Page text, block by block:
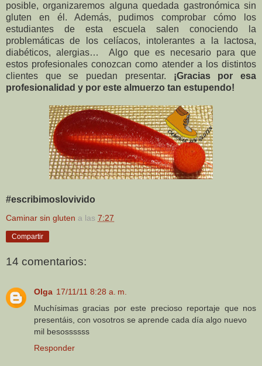
posible, organizaremos alguna quedada gastronómica sin
gluten en él. Además, pudimos comprobar cómo los
estudiantes de esta escuela salen conociendo la
problemáticas de los celíacos, intolerantes a la lactosa,
diabéticos, alergias… Algo que es necesario para que
estos profesionales conozcan como atender a los distintos
clientes que se puedan presentar. ¡Gracias por esa
profesionalidad y por este almuerzo tan estupendo!
#escribimoslovivido
Caminar sin gluten a las 7:27
Compartir
14 comentarios:
Olga 17/11/11 8:28 a. m.
Muchísimas gracias por este precioso reportaje que nos
presentáis, con vosotros se aprende cada día algo nuevo
mil besossssss
Responder